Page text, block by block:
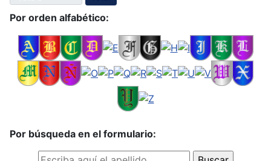
Por orden alfabético:
Por búsqueda en el formulario: